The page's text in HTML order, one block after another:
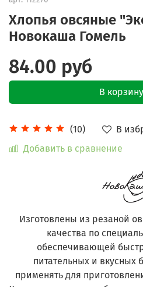
Хлопья овсяные
Новокаша Гомель
(10)
В
Добавить в сравнение
84.00 руб
В корзину
Изготовлены из резаной
качества по
обеспечивающей
питательных и вкусных
применять для